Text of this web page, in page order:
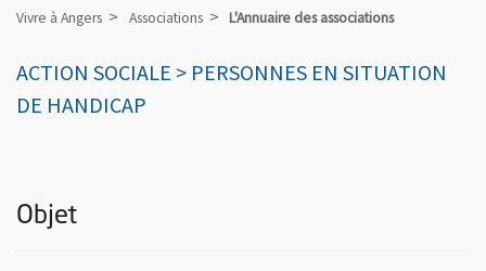
Vivre à Angers Associations L'Annuaire des associations
ACTION SOCIALE > PERSONNES EN SITUATION
DE HANDICAP
Objet